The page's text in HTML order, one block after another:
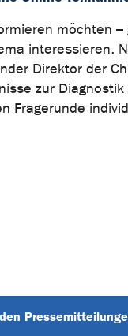
möchten
interessieren.
Direktor der
zur
Fragerunde